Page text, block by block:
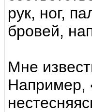
рук, ног,
бровей,
Мне
Например,